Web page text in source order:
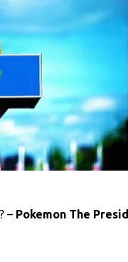
– Pokemon The